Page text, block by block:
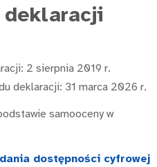
deklaracji
2 sierpnia 2019 r.
deklaracji: 31 marca 2026 r.
samooceny w
dostępności cyfrowej